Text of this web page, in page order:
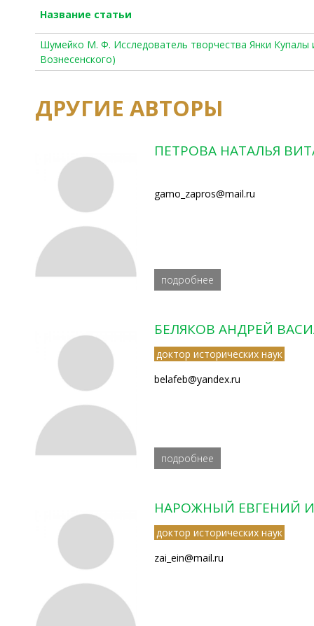
Название статьи
Шумейко М. Ф. Исследователь творчества Янки
Вознесенского)
ДРУГИЕ АВТОРЫ
ПЕТРОВА НАТАЛЬЯ
gamo_zapros@mail.ru
подробнее
БЕЛЯКОВ АНДРЕЙ
доктор исторических наук
belafeb@yandex.ru
подробнее
НАРОЖНЫЙ ЕВГЕНИЙ
доктор исторических наук
zai_ein@mail.ru